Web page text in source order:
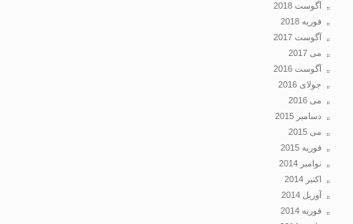
آگوست 2018
فوریه 2018
آگوست 2017
آگوست 2016
جولای 2016
دسامبر 2015
فوریه 2015
نوامبر 2014
اکتبر 2014
آوریل 2014
فوریه 2014